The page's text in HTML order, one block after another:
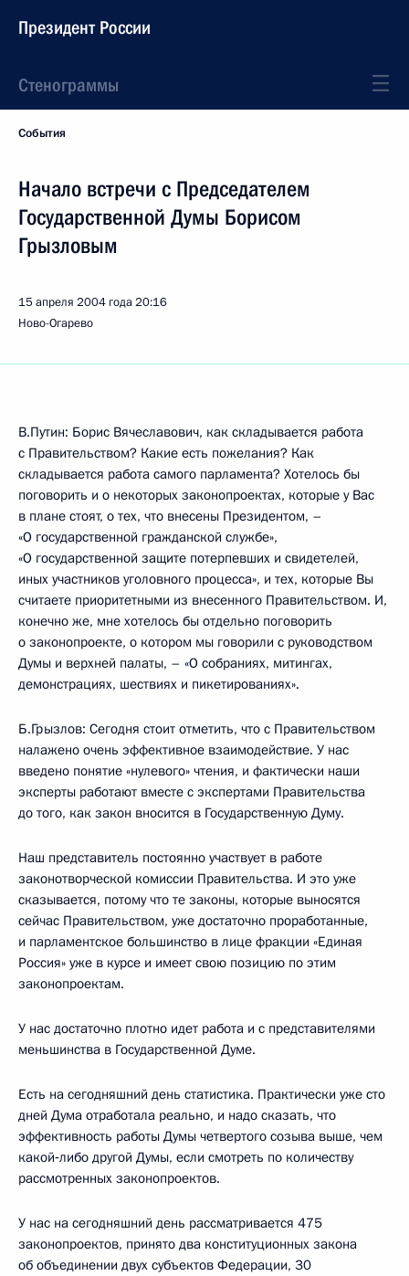
Президент России
Стенограммы
События
Начало встречи с Председателем
Государственной Думы Борисом
Грызловым
15 апреля 2004 года20:16
Ново-Огарево
В.Путин: Борис Вячеславович, как складывается работа
с Правительством? Какие есть пожелания? Как
складывается работа самого парламента? Хотелось бы
поговорить и о некоторых законопроектах, которые у Вас
в плане стоят, о тех, что внесены Президентом, –
«О государственной гражданской службе»,
«О государственной защите потерпевших и свидетелей,
иных участников уголовного процесса», и тех, которые Вы
считаете приоритетными из внесенного Правительством. И,
конечно же, мне хотелось бы отдельно поговорить
о законопроекте, о котором мы говорили с руководством
Думы и верхней палаты, – «О собраниях, митингах,
демонстрациях, шествиях и пикетированиях».
Б.Грызлов: Сегодня стоит отметить, что с Правительством
налажено очень эффективное взаимодействие. У нас
введено понятие «нулевого» чтения, и фактически наши
эксперты работают вместе с экспертами Правительства
до того, как закон вносится в Государственную Думу.
Наш представитель постоянно участвует в работе
законотворческой комиссии Правительства. И это уже
сказывается, потому что те законы, которые выносятся
сейчас Правительством, уже достаточно проработанные,
и парламентское большинство в лице фракции «Единая
Россия» уже в курсе и имеет свою позицию по этим
законопроектам.
У нас достаточно плотно идет работа и с представителями
меньшинства в Государственной Думе.
Есть на сегодняшний день статистика. Практически уже сто
дней Дума отработала реально, и надо сказать, что
эффективность работы Думы четвертого созыва выше, чем
какой‑либо другой Думы, если смотреть по количеству
рассмотренных законопроектов.
У нас на сегодняшний день рассматривается 475
законопроектов, принято два конституционных закона
об объединении двух субъектов Федерации, 30